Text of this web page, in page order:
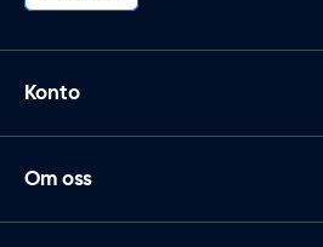
Konto
Om oss